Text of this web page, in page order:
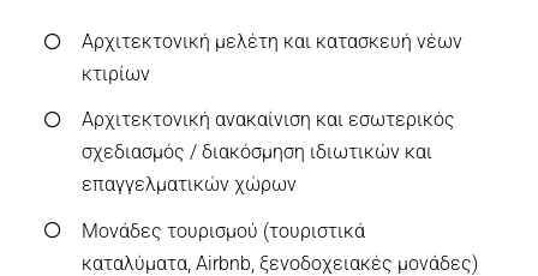
Αρχιτεκτονική μελέτη και κατασκευή νέων
κτιρίων
Αρχιτεκτονική ανακαίνιση και εσωτερικός
σχεδιασμός / διακόσμηση ιδιωτικών και
επαγγελματικών χώρων
Μονάδες τουρισμού (τουριστικά
καταλύματα,Airbnb , ξενοδοχειακές μονάδες)